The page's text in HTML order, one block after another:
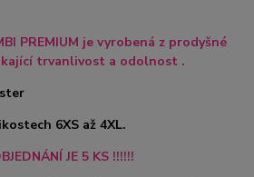
PREMIUM je vyrobená z prodyšné
trvanlivost a odolnost .
6XS až 4XL.
JE 5 KS !!!!!!